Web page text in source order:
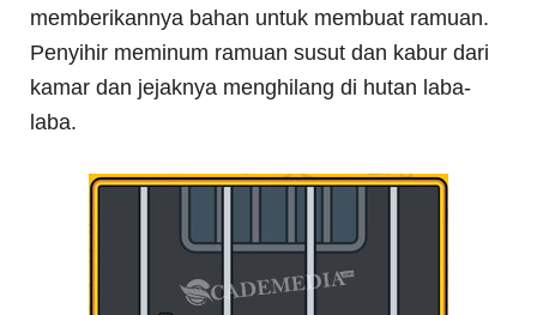
memberikannya bahan untuk membuat ramuan.
Penyihir meminum ramuan susut dan kabur dari
kamar dan jejaknya menghilang di hutan laba-
laba.